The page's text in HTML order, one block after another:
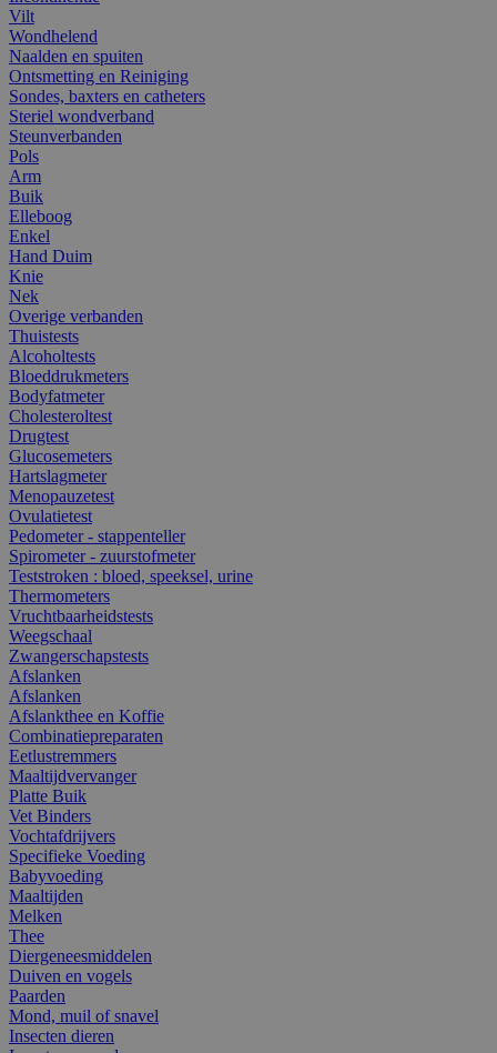
Vilt
Wondhelend
Naalden en spuiten
Ontsmetting en Reiniging
Sondes, baxters en catheters
Steriel wondverband
Steunverbanden
Pols
Arm
Buik
Elleboog
Enkel
Hand Duim
Knie
Nek
Overige verbanden
Thuistests
Alcoholtests
Bloeddrukmeters
Bodyfatmeter
Cholesteroltest
Drugtest
Glucosemeters
Hartslagmeter
Menopauzetest
Ovulatietest
Pedometer - stappenteller
Spirometer - zuurstofmeter
Teststroken : bloed, speeksel, urine
Thermometers
Vruchtbaarheidstests
Weegschaal
Zwangerschapstests
Afslanken
Afslanken
Afslankthee en Koffie
Combinatiepreparaten
Eetlustremmers
Maaltijdvervanger
Platte Buik
Vet Binders
Vochtafdrijvers
Specifieke Voeding
Babyvoeding
Maaltijden
Melken
Thee
Diergeneesmiddelen
Duiven en vogels
Paarden
Mond, muil of snavel
Insecten dieren